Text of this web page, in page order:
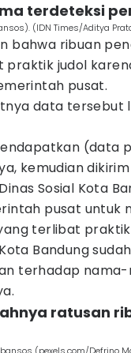
terdeteksi
(IDN Times/Aditya
bahwa ribuan
praktik judol
pusat.
data tersebut
(data
kemudian
Sosial Kota
pusat untuk
terlibat
Bandung
terhadap
ratusan